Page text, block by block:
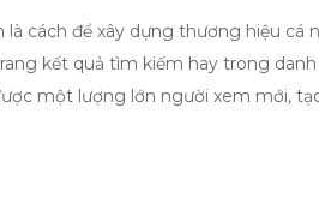
cách để xây dựng thương hiệu cá
kết quả tìm kiếm hay trong danh
một lượng lớn người xem mới,